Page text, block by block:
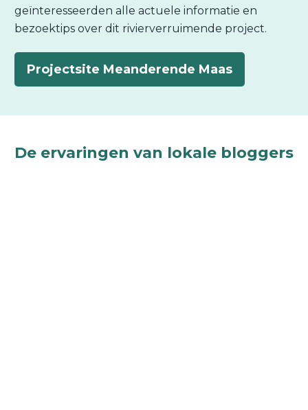
geïnteresseerden alle actuele informatie en
bezoektips over dit rivierverruimende project.
Projectsite Meanderende Maas
De ervaringen van lokale bloggers